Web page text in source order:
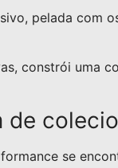
pelada com
constrói uma
de
se